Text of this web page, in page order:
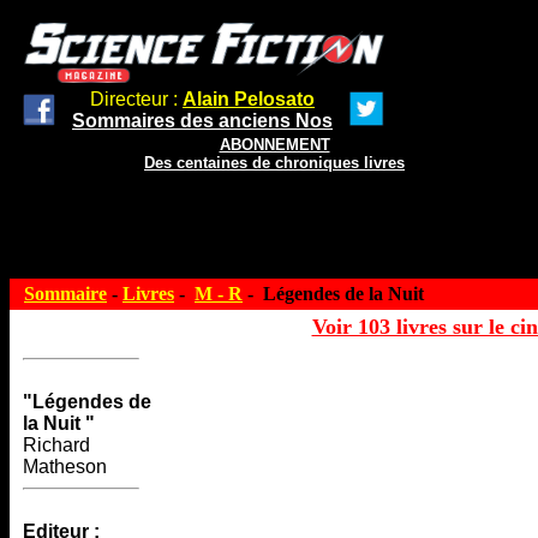
Directeur : Alain Pelosato
Sommaires des anciens Nos
ABONNEMENT
Des centaines de chroniques livres
Sommaire - Livres - M - R - Légendes de la Nuit
Voir 103 livres sur le
"Légendes de
la Nuit "
Richard
Matheson
Editeur :